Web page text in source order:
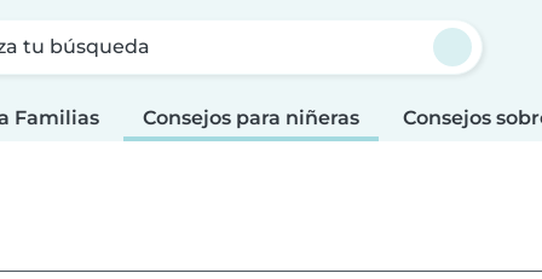
tu búsqueda
Familias Consejos para niñeras Consejos